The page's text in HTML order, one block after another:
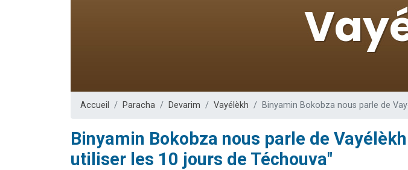
3 personnes viennent de nous rejoindre sur WhatsApp
2 nouvelles musiques dans Torah-Box Music
8 personnes viennent de faire un don pour
Accueil Paracha Devarim Vayélèkh Binyamin Bokobza nous parle de
Binyamin Bokobza nous parle de
utiliser les 10 jours de Téchouva"